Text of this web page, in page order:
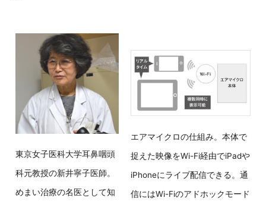
東京女子医科大学耳鼻咽頭
科元教授の新井寧子医師。
めまい治療の名医として知
エアマイクロの仕組み。本体で
捉えた映像をWi-Fi経由でiPadや
iPhoneにライブ配信できる。通
信にはWi-Fiのアドホックモード